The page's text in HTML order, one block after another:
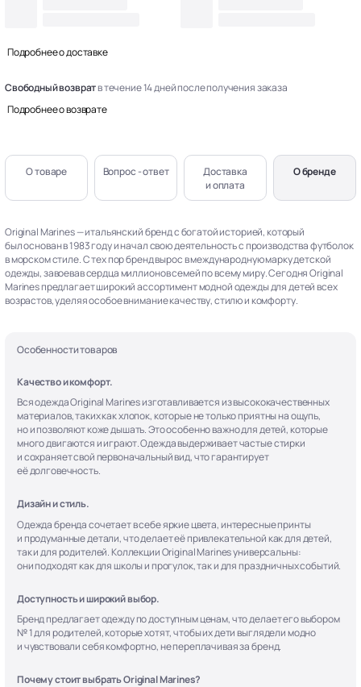
Подробнее о доставке
Свободный возвратв течение 14 дней после получения заказа
Подробнее о возврате
О товаре Вопрос - ответ
Доставка
и оплата
О бренде
Original Marines — итальянский бренд с богатой историей, который
был основан в 1983 году и начал свою деятельность с производства футболок
в морском стиле. С тех пор бренд вырос в международную марку детской
одежды, завоевав сердца миллионов семей по всему миру. Сегодня Original
Marines предлагает широкий ассортимент модной одежды для детей всех
возрастов, уделяя особое внимание качеству, стилю и комфорту.
Особенности товаров
Качество и комфорт.
Вся одежда Original Marines изготавливается из высококачественных
материалов, таких как хлопок, которые не только приятны на ощупь,
но и позволяют коже дышать. Это особенно важно для детей, которые
много двигаются и играют. Одежда выдерживает частые стирки
и сохраняет свой первоначальный вид, что гарантирует
её долговечность.
Дизайн и стиль.
Одежда бренда сочетает в себе яркие цвета, интересные принты
и продуманные детали, что делает её привлекательной как для детей,
так и для родителей. Коллекции Original Marines универсальны:
они подходят как для школы и прогулок, так и для праздничных событий.
Доступность и широкий выбор.
Бренд предлагает одежду по доступным ценам, что делает его выбором
№ 1 для родителей, которые хотят, чтобы их дети выглядели модно
и чувствовали себя комфортно, не переплачивая за бренд.
Почему стоит выбрать Original Marines?